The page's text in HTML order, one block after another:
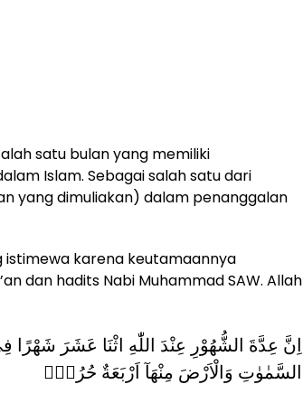
satu bulan yang memiliki
Islam. Sebagai salah satu dari
yang dimuliakan) dalam penanggalan
istimewa karena keutamaannya
dan hadits Nabi Muhammad SAW. Allah
اِنَّ عِدَّةَ الشُّهُوْرِ عِنْدَ اللّٰهِ اثْنَا عَشَرَ شَهْرًا
السَّمٰوٰتِ وَالْاَرْضَ مِنْهَآ اَرْبَعَةٌ حُرُمٌۗ